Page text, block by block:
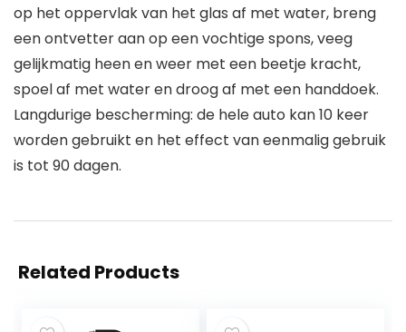
op het oppervlak van het glas af met water, breng
een ontvetter aan op een vochtige spons, veeg
gelijkmatig heen en weer met een beetje kracht,
spoel af met water en droog af met een handdoek.
Langdurige bescherming: de hele auto kan 10 keer
worden gebruikt en het effect van eenmalig gebruik
is tot 90 dagen.
Related Products